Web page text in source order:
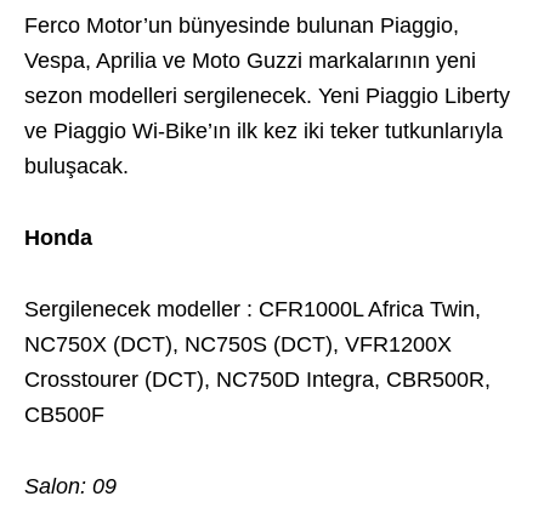
Ferco Motor’un bünyesinde bulunan Piaggio,
Vespa, Aprilia ve Moto Guzzi markalarının yeni
sezon modelleri sergilenecek. Yeni Piaggio Liberty
ve Piaggio Wi-Bike’ın ilk kez iki teker tutkunlarıyla
buluşacak.
Honda
Sergilenecek modeller : CFR1000L Africa Twin,
NC750X (DCT), NC750S (DCT), VFR1200X
Crosstourer (DCT), NC750D Integra, CBR500R,
CB500F
Salon: 09